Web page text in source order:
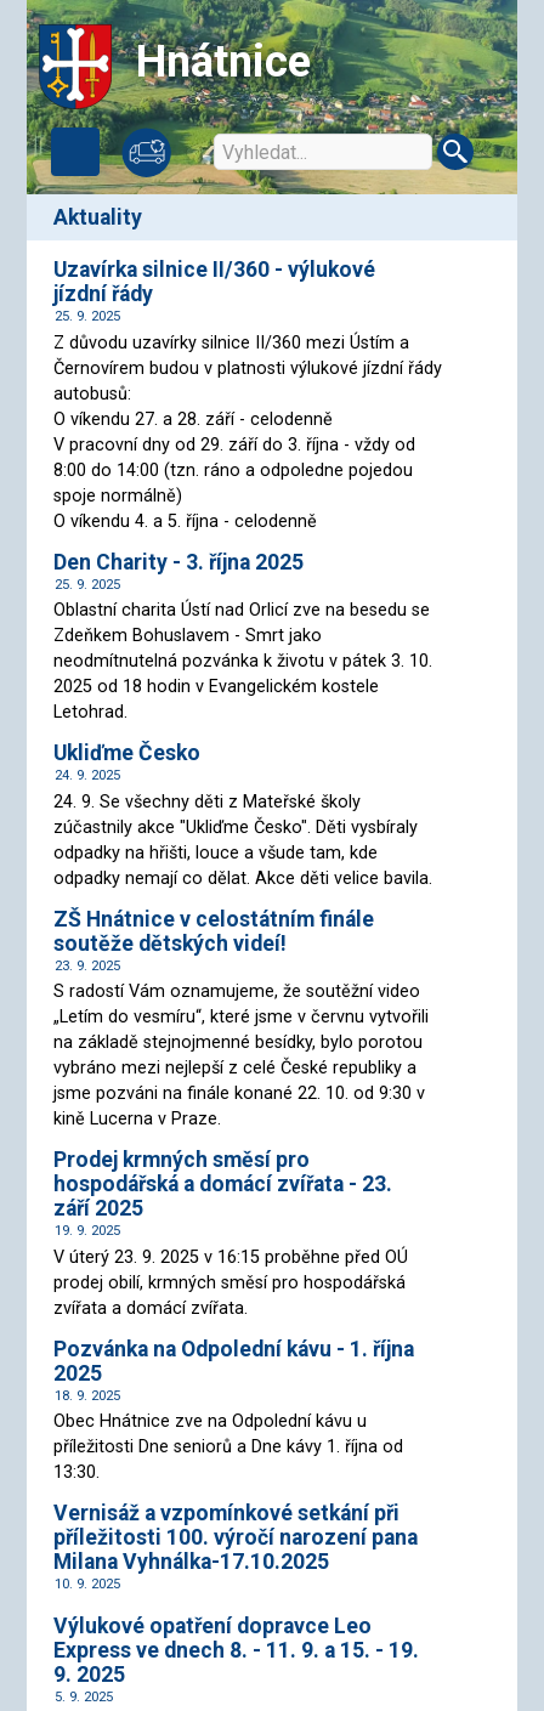
Hnátnice
aktuality
Uzavírka silnice II/360 - výlukové
jízdní řády
25. 9. 2025
Z důvodu uzavírky silnice II/360 mezi Ústím a
Černovírem budou v platnosti výlukové jízdní řády
autobusů:
O víkendu 27. a 28. září - celodenně
V pracovní dny od 29. září do 3. října - vždy od
8:00 do 14:00 (tzn. ráno a odpoledne pojedou
spoje normálně)
O víkendu 4. a 5. října - celodenně
Den Charity - 3. října 2025
25. 9. 2025
Oblastní charita Ústí nad Orlicí zve na besedu se
Zdeňkem Bohuslavem - Smrt jako
neodmítnutelná pozvánka k životu v pátek 3. 10.
2025 od 18 hodin v Evangelickém kostele
Letohrad.
Ukliďme Česko
24. 9. 2025
24. 9. Se všechny děti z Mateřské školy
zúčastnily akce "Ukliďme Česko". Děti vysbíraly
odpadky na hřišti, louce a všude tam, kde
odpadky nemají co dělat. Akce děti velice bavila.
ZŠ Hnátnice v celostátním finále
soutěže dětských videí!
23. 9. 2025
S radostí Vám oznamujeme, že soutěžní video
„Letím do vesmíru“, které jsme v červnu vytvořili
na základě stejnojmenné besídky, bylo porotou
vybráno mezi nejlepší z celé České republiky a
jsme pozváni na finále konané 22. 10. od 9:30 v
kině Lucerna v Praze.
Prodej krmných směsí pro
hospodářská a domácí zvířata - 23.
září 2025
19. 9. 2025
V úterý 23. 9. 2025 v 16:15 proběhne před OÚ
prodej obilí, krmných směsí pro hospodářská
zvířata a domácí zvířata.
Pozvánka na Odpolední kávu - 1. října
2025
18. 9. 2025
Obec Hnátnice zve na Odpolední kávu u
příležitosti Dne seniorů a Dne kávy 1. října od
13:30.
Vernisáž a vzpomínkové setkání při
příležitosti 100. výročí narození pana
Milana Vyhnálka-17.10.2025
10. 9. 2025
Výlukové opatření dopravce Leo
Express ve dnech 8. - 11. 9. a 15. - 19.
9. 2025
5. 9. 2025